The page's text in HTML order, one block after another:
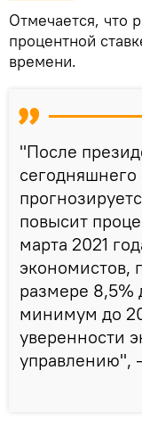
Отмечается, что
процентной
времени.
"После
повысит
марта 2021
экономистов,
размере 8,5%
минимум до
уверенности
управлению",